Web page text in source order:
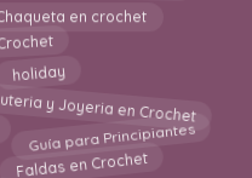
en crochet
holiday
y Joyeria en Crochet
Guía para Principiantes
Faldas en Crochet